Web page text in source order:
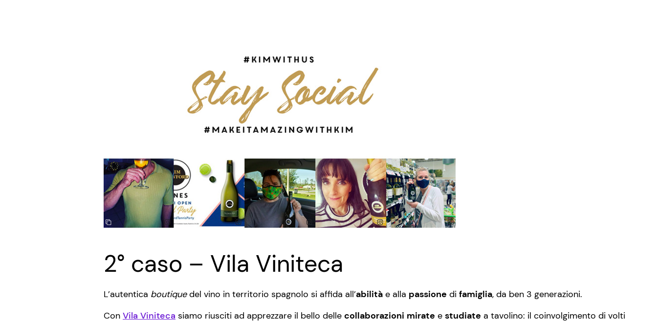
2° caso – Vila Viniteca
L’autentica boutiquedel vino in territorio spagnolo si affida all’abilità e alla passione di famiglia, da ben 3 generazioni.
Con Vila Viniteca siamo riusciti ad apprezzare il bello delle collaborazioni mirate e studiate a tavolino: il coinvolgimento di volti